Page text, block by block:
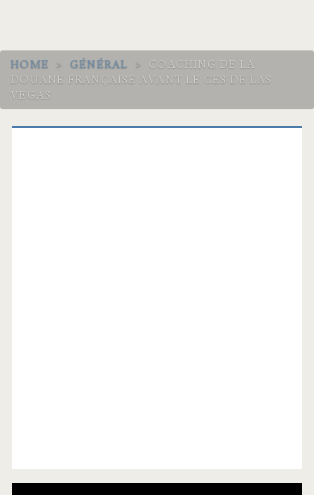
HOME > GÉNÉRAL >
COACHING DE LA
DOUANE FRANÇAISE AVANT LE CES DE LAS
VEGAS